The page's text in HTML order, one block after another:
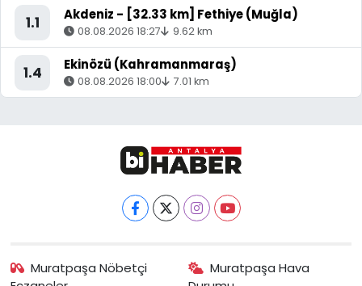
1.1 Akdeniz - [32.33 km] Fethiye (Muğla)
08.08.2026 18:27 9.62 km
1.4 Ekinözü (Kahramanmaraş)
08.08.2026 18:00 7.01 km
Muratpaşa Nöbetçi
Muratpaşa Hava